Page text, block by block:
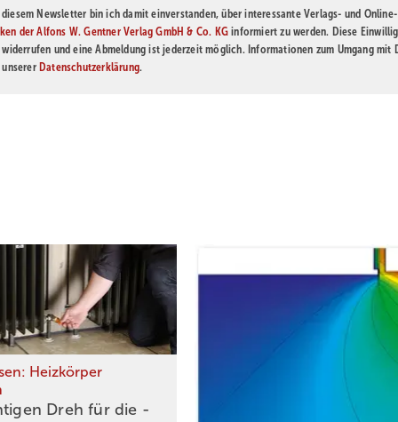
Newsletter bin ich damit einverstanden, über interessante Verlags- und Online-
der Alfons W. Gentner Verlag GmbH & Co. KG informiert zu werden. Diese
und eine Abmeldung ist jederzeit möglich. Informationen zum Umgang mit
Datenschutzerklärung.
Heizkörper
Dreh für die